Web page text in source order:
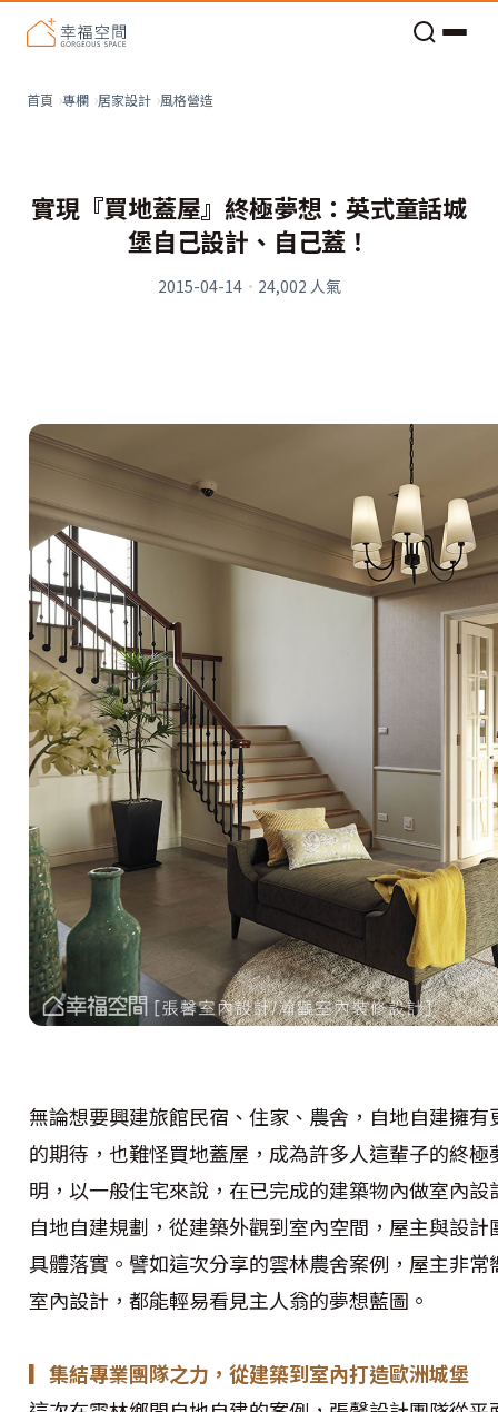
首頁 專欄 居家設計 風格營造
實現『買地蓋屋』終極夢想：英式童話城
堡自己設計、自己蓋！
2015-04-14· 24,002 人氣
無論想要興建旅館民宿、住家、農舍，自地自建擁
的期待，也難怪買地蓋屋，成為許多人這輩子的終
明，以一般住宅來說，在已完成的建築物內做室內
自地自建規劃，從建築外觀到室內空間，屋主與設
具體落實。譬如這次分享的雲林農舍案例，屋主非
室內設計，都能輕易看見主人翁的夢想藍圖。
▎集結專業團隊之力，從建築到室內打造歐洲城堡